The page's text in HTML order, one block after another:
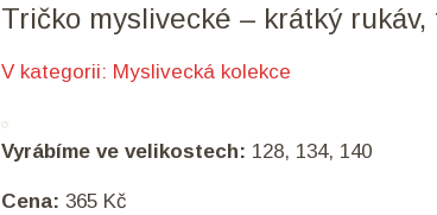
Tričko myslivecké – krátký
V kategorii: Myslivecká kolekce
Vyrábíme ve velikostech: 128, 134, 140
Cena: 365 Kč